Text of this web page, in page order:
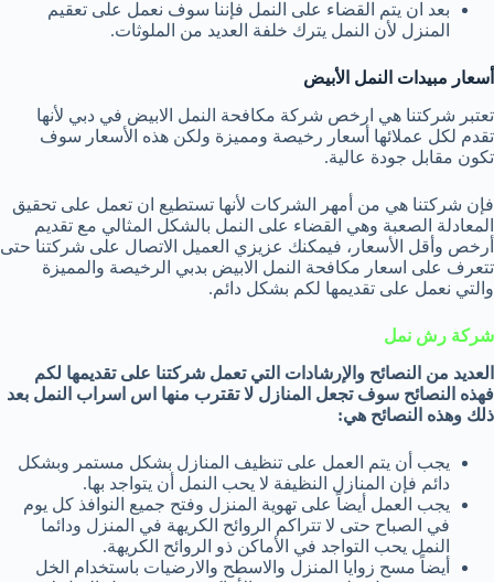
بعد ان يتم القضاء على النمل فإننا سوف نعمل على تعقيم
المنزل لأن النمل يترك خلفة العديد من الملوثات.
أسعار مبيدات النمل الأبيض
تعتبر شركتنا هي ارخص شركة مكافحة النمل الابيض في دبي لأنها
تقدم لكل عملائها أسعار رخيصة ومميزة ولكن هذه الأسعار سوف
تكون مقابل جودة عالية.
فإن شركتنا هي من أمهر الشركات لأنها تستطيع ان تعمل على تحقيق
المعادلة الصعبة وهي القضاء على النمل بالشكل المثالي مع تقديم
أرخص وأقل الأسعار، فيمكنك عزيزي العميل الاتصال على شركتنا حتى
تتعرف على اسعار مكافحة النمل الابيض بدبي الرخيصة والمميزة
والتي نعمل على تقديمها لكم بشكل دائم.
شركة رش نمل
العديد من النصائح والإرشادات التي تعمل شركتنا على تقديمها لكم
فهذه النصائح سوف تجعل المنازل لا تقترب منها اس اسراب النمل بعد
ذلك وهذه النصائح هي:
يجب أن يتم العمل على تنظيف المنازل بشكل مستمر وبشكل
دائم فإن المنازل النظيفة لا يحب النمل أن يتواجد بها.
يجب العمل أيضاً على تهوية المنزل وفتح جميع النوافذ كل يوم
في الصباح حتى لا تتراكم الروائح الكريهة في المنزل ودائما
النمل يحب التواجد في الأماكن ذو الروائح الكريهة.
أيضاً مسح زوايا المنزل والاسطح والارضيات باستخدام الخل